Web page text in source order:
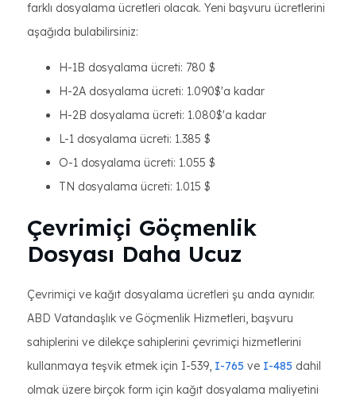
farklı dosyalama ücretleri olacak. Yeni başvuru ücretlerini
aşağıda bulabilirsiniz:
H-1B dosyalama ücreti: 780 $
H-2A dosyalama ücreti: 1.090$'a kadar
H-2B dosyalama ücreti: 1.080$'a kadar
L-1 dosyalama ücreti: 1.385 $
O-1 dosyalama ücreti: 1.055 $
TN dosyalama ücreti: 1.015 $
Çevrimiçi Göçmenlik
Dosyası Daha Ucuz
Çevrimiçi ve kağıt dosyalama ücretleri şu anda aynıdır.
ABD Vatandaşlık ve Göçmenlik Hizmetleri, başvuru
sahiplerini ve dilekçe sahiplerini çevrimiçi hizmetlerini
kullanmaya teşvik etmek için I-539, I-765 ve I-485 dahil
olmak üzere birçok form için kağıt dosyalama maliyetini